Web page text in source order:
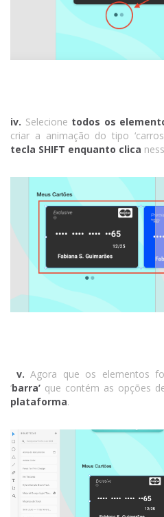
iv. Selecione todos os
criar a animação do tipo
tecla SHIFT enquanto clica
v. Agora que os elementos
‘barra’ que contém as opções
plataforma.